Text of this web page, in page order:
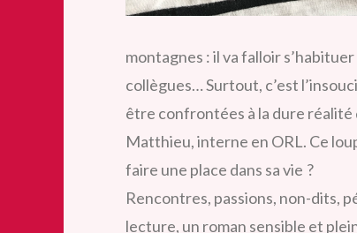
montagnes : il va falloir
collègues… Surtout, c’est
être confrontées à la dure réalité
Matthieu, interne en ORL. Ce
faire une place dans sa vie ?
Rencontres, passions, non-dits,
lecture, un roman sensible et